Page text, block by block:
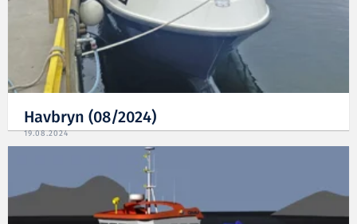
Havbryn (08/2024)
19.08.2024